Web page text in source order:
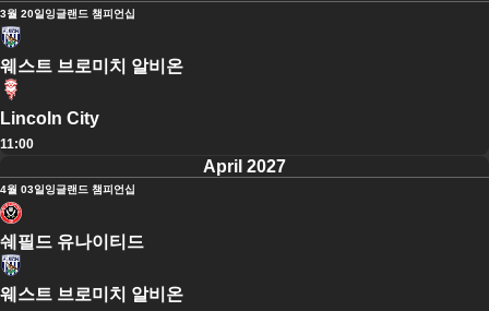
3월 20일잉글랜드 챔피언십
웨스트 브로미치 알비온
Lincoln City
11:00
April 2027
4월 03일잉글랜드 챔피언십
쉐필드 유나이티드
웨스트 브로미치 알비온